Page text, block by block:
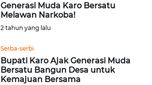
Generasi Muda Karo Bersatu
Melawan Narkoba!
2 tahun yang lalu
Serba-serbi
Bupati Karo Ajak Generasi Muda
Bersatu Bangun Desa untuk
Kemajuan Bersama